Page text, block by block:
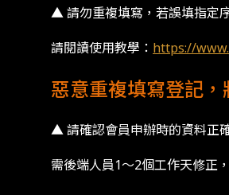
▲ 請勿重複填寫，若誤填指定
請閱讀使用教學： https://
惡意重複填寫登記
▲ 請確認會員申辦時的資料正
需後端人員1～2個工作天修正